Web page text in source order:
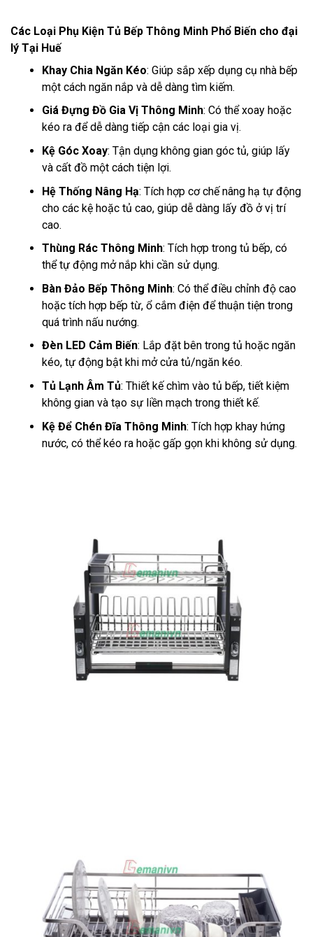
Các Loại Phụ Kiện Tủ Bếp Thông Minh Phổ Biến cho đại
lý Tại Huế
Khay Chia Ngăn Kéo: Giúp sắp xếp dụng cụ nhà bếp
một cách ngăn nắp và dễ dàng tìm kiếm.
Giá Đựng Đồ Gia Vị Thông Minh: Có thể xoay hoặc
kéo ra để dễ dàng tiếp cận các loại gia vị.
Kệ Góc Xoay: Tận dụng không gian góc tủ, giúp lấy
và cất đồ một cách tiện lợi.
Hệ Thống Nâng Hạ: Tích hợp cơ chế nâng hạ tự động
cho các kệ hoặc tủ cao, giúp dễ dàng lấy đồ ở vị trí
cao.
Thùng Rác Thông Minh: Tích hợp trong tủ bếp, có
thể tự động mở nắp khi cần sử dụng.
Bàn Đảo Bếp Thông Minh: Có thể điều chỉnh độ cao
hoặc tích hợp bếp từ, ổ cắm điện để thuận tiện trong
quá trình nấu nướng.
Đèn LED Cảm Biến: Lắp đặt bên trong tủ hoặc ngăn
kéo, tự động bật khi mở cửa tủ/ngăn kéo.
Tủ Lạnh Âm Tủ: Thiết kế chìm vào tủ bếp, tiết kiệm
không gian và tạo sự liền mạch trong thiết kế.
Kệ Để Chén Đĩa Thông Minh: Tích hợp khay hứng
nước, có thể kéo ra hoặc gấp gọn khi không sử dụng.